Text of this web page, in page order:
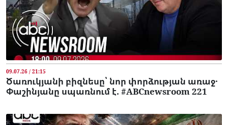
09.07.26 / 21:15
Ծառուկյանի բիզնեսը՝ նոր փորձության առաջ․
Փաշինյանը սպառնում է. #ABCnewsroom 221